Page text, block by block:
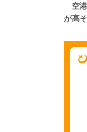
空港
が高